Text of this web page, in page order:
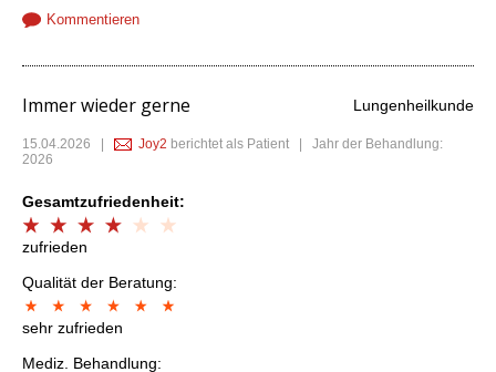
Kommentieren
Immer wieder gerne Lungenheilkunde
15.04.2026 | Joy2 berichtet als Patient | Jahr der Behandlung:
2026
Gesamtzufriedenheit:
zufrieden
Qualität der Beratung:
sehr zufrieden
Mediz. Behandlung: